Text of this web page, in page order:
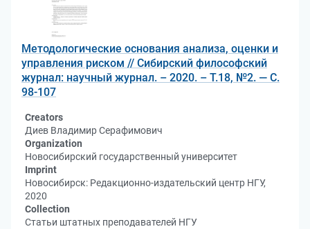
Методологические основания анализа, оценки и
управления риском // Сибирский философский
журнал: научный журнал. – 2020. – Т.18, №2. — С.
98-107
Creators
Диев Владимир Серафимович
Organization
Новосибирский государственный университет
Imprint
Новосибирск: Редакционно-издательский центр НГУ,
2020
Collection
Статьи штатных преподавателей НГУ